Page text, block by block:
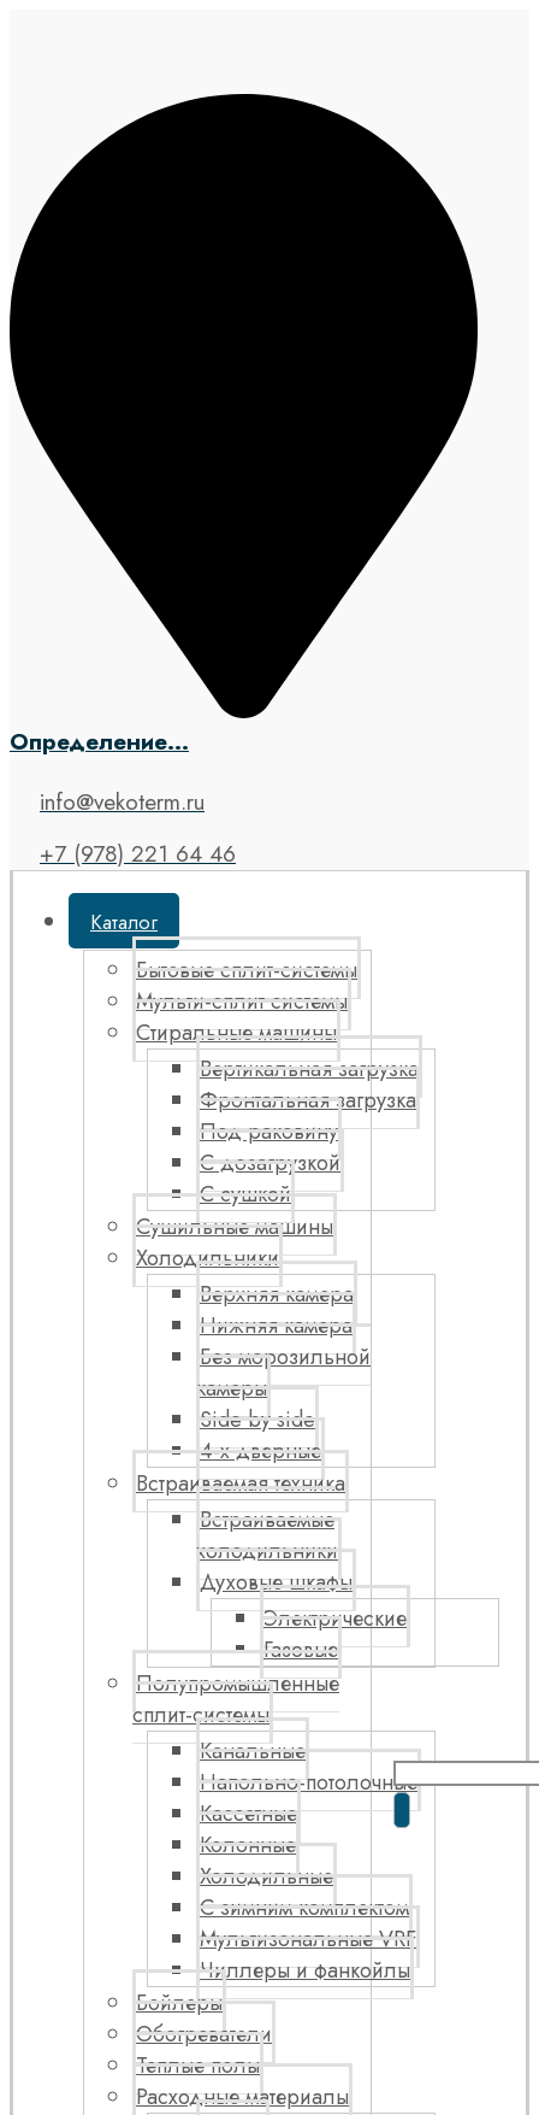
Определение...
info@vekoterm.ru
+7 (978) 221 64 46
Каталог
Бытовые сплит-системы
Мульти-сплит системы
Стиральные машины
Вертикальная загрузка
Фронтальная загрузка
Под раковину
С дозагрузкой
С сушкой
Сушильные машины
Холодильники
Верхняя камера
Нижняя камера
Без морозильной
камеры
Side by side
4-х дверные
Встраиваемая техника
Встраиваемые
холодильники
Духовые шкафы
Электрические
Газовые
Полупромышленные
сплит-системы
Канальные
Напольно-потолочные
Кассетные
Колонные
Холодильные
С зимним комплектом
Мультизональные VRF
Чиллеры и фанкойлы
Бойлеры
Обогреватели
Теплые полы
Расходные материалы